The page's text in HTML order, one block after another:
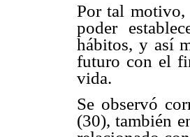
Por tal motivo,
poder
hábitos, y así
futuro con el
vida.
Se observó
(30), también